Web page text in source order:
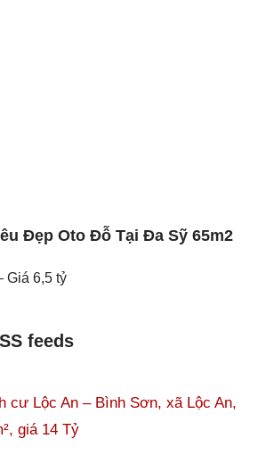
Đẹp Oto Đỗ Tại Đa Sỹ 65m2
Giá 6,5 tỷ
feeds
cư Lộc An – Bình Sơn, xã Lộc An,
giá 14 Tỷ